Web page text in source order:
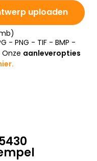
uploaden
- PNG - TIF - BMP -
Onze aanleveropties